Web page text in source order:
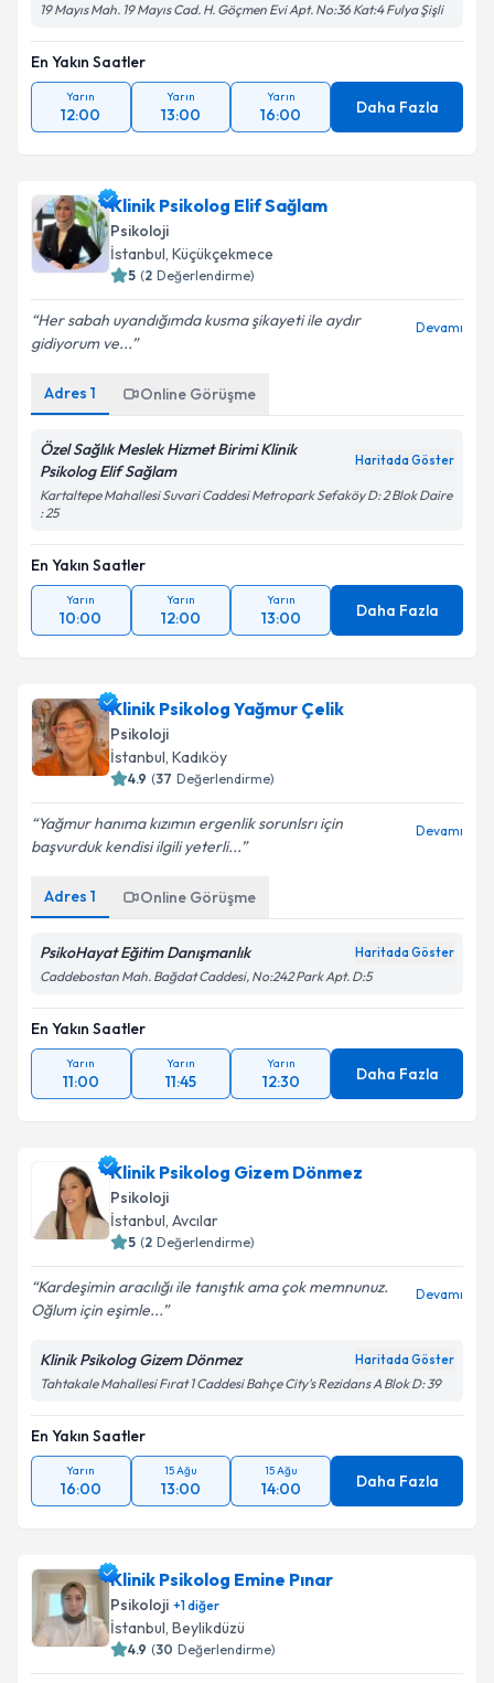
19 Mayıs Mah. 19 Mayıs Cad. H. Göçmen Evi Apt. No:36 Kat:4 Fulya Şişli
En Yakın Saatler
Yarın
12:00
Yarın
13:00
Yarın
16:00 Daha Fazla
Klinik Psikolog Elif Sağlam
Psikoloji
İstanbul, Küçükçekmece
5 (2 Değerlendirme)
Her sabah uyandığımda kusma şikayeti ile aydır
gidiyorum ve...
Devamı
Adres 1 Online Görüşme
Özel Sağlık Meslek Hizmet Birimi Klinik
Psikolog Elif Sağlam
Haritada Göster
Kartaltepe Mahallesi Suvari Caddesi Metropark Sefaköy D: 2 Blok Daire
: 25
En Yakın Saatler
Yarın
10:00
Yarın
12:00
Yarın
13:00 Daha Fazla
Klinik Psikolog Yağmur Çelik
Psikoloji
İstanbul, Kadıköy
4.9 (37 Değerlendirme)
Yağmur hanıma kızımın ergenlik sorunlsrı için
başvurduk kendisi ilgili yeterli...
Devamı
Adres 1 Online Görüşme
PsikoHayat Eğitim Danışmanlık Haritada Göster
Caddebostan Mah. Bağdat Caddesi, No:242 Park Apt. D:5
En Yakın Saatler
Yarın
11:00
Yarın
11:45
Yarın
12:30 Daha Fazla
Klinik Psikolog Gizem Dönmez
Psikoloji
İstanbul, Avcılar
5 (2 Değerlendirme)
Kardeşimin aracılığı ile tanıştık ama çok memnunuz.
Oğlum için eşimle...
Devamı
Klinik Psikolog Gizem Dönmez Haritada Göster
Tahtakale Mahallesi Fırat 1 Caddesi Bahçe City's Rezidans A Blok D: 39
En Yakın Saatler
Yarın
16:00
15 Ağu
13:00
15 Ağu
14:00 Daha Fazla
Klinik Psikolog Emine Pınar
Psikoloji +1diğer
İstanbul, Beylikdüzü
4.9 (30 Değerlendirme)